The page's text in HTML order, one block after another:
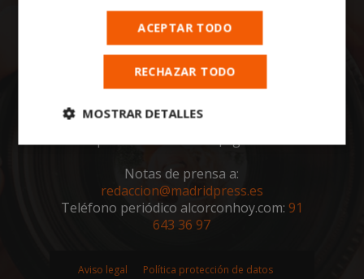
Todas las noticias de Alcorcón en
alcorconhoy.com. Mantente informado de
toda la actualidad, noticias, eventos, ocio y
Notas de prensa a:
redaccion@madridpress.es
Teléfono periódico alcorconhoy.com: 91
643 36 97
Aviso legal Política protección de datos
ACEPTAR TODO
RECHAZAR TODO
MOSTRAR DETALLES
Cookies
necesarias
Cookies de